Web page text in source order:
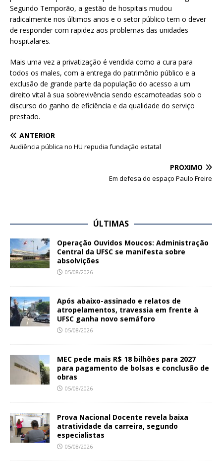
Segundo Temporão, a gestão de hospitais mudou
radicalmente nos últimos anos e o setor público tem o dever
de responder com rapidez aos problemas das unidades
hospitalares.
Mais uma vez a privatização é vendida como a cura para
todos os males, com a entrega do patrimônio público e a
exclusão de grande parte da população do acesso a um
direito vital à sua sobrevivência sendo escamoteadas sob o
discurso do ganho de eficiência e da qualidade do serviço
prestado.
ANTERIOR
Audiência pública no HU repudia fundação estatal
PRÓXIMO
Em defesa do espaço Paulo Freire
ÚLTIMAS
Operação Ouvidos Moucos: Administração
Central da UFSC se manifesta sobre
absolvições
05/08/2026
Após abaixo-assinado e relatos de
atropelamentos, travessia em frente à
UFSC ganha novo semáforo
05/08/2026
MEC pede mais R$ 18 bilhões para 2027
para pagamento de bolsas e conclusão de
obras
05/08/2026
Prova Nacional Docente revela baixa
atratividade da carreira, segundo
especialistas
05/08/2026